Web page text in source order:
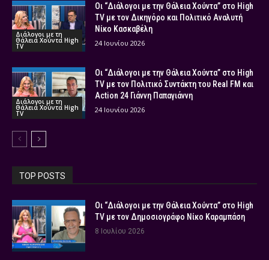
Διάλογοι με τη
Θάλεια Χούντα High
TV
Οι “Διάλογοι με την Θάλεια Χούντα” στο High
TV με τον Δικηγόρο και Πολιτικό Αναλυτή
Νίκο Κασκαβέλη
24 Ιουνίου 2026
Διάλογοι με τη
Θάλεια Χούντα High
TV
Οι “Διάλογοι με την Θάλεια Χούντα” στο High
TV με τον Πολιτικό Συντάκτη του Real FM και
Action 24 Γιάννη Παπαγιάννη
24 Ιουνίου 2026
TOP POSTS
Οι “Διάλογοι με την Θάλεια Χούντα” στο High
TV με τον Δημοσιογράφο Νίκο Καραμπάση
8 Ιουλίου 2026